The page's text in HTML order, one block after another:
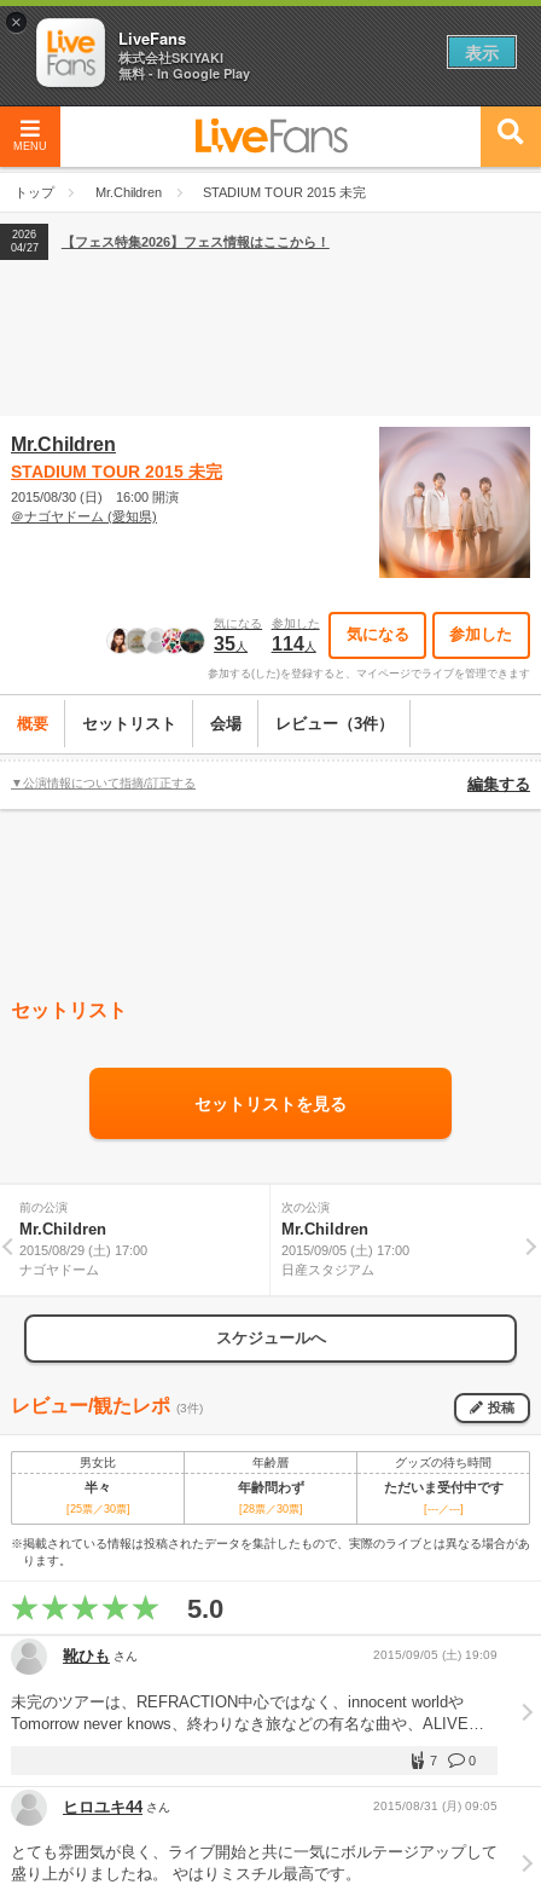
MENU
トップ Mr.Children STADIUM TOUR 2015 未完
2026
04/27
2026
【ライブ動員ランキング】2026年上半期編発表！
2026
04/27
【フェス特集2026】フェス情報はここから！
Mr.Children
STADIUM TOUR 2015 未完
2015/08/30 (日) 16:00 開演
＠ナゴヤドーム (愛知県)
気になる
35人
参加した
114人
気になる 参加した
参加する(した)を登録すると、マイページでライブを管理できます
概要 セットリスト 会場 レビュー（3件）
▼公演情報について指摘/訂正する 編集する
セットリスト
セットリストを見る
前の公演
Mr.Children
2015/08/29 (土) 17:00
ナゴヤドーム
次の公演
Mr.Children
2015/09/05 (土) 17:00
日産スタジアム
スケジュールへ
レビュー/観たレポ (3件) 投稿
男女比 年齢層 グッズの待ち時間
半々 年齢問わず ただいま受付中です
[25票／30票] [28票／30票] [---／---]
※掲載されている情報は投稿されたデータを集計したもので、実際のライブとは異なる場合があ
ります。
5.0
靴ひも さん 2015/09/05 (土) 19:09
未完のツアーは、REFRACTION中心ではなく、innocent worldや
Tomorrow never knows、終わりなき旅などの有名な曲や、ALIVE、
未完＝さぁ行こうか 常識という壁を越え 終わりなき旅＝もっと 大き
なはずの自分を探す 終わりなき旅 蘇生＝何度でも 何度でも 僕は生
まれ変わっていける そうだまだやりかけの未来がある Starting Over
を体現したかったから、このような曲を演奏したんだと思います！
ただただ感動した…それだけです！
0
7
ヒロユキ44さん 2015/08/31 (月) 09:05
とても雰囲気が良く、ライブ開始と共に一気にボルテージアップして
盛り上がりましたね。 やはりミスチル最高です。
×
LiveFans
株式会社SKIYAKI
無料 - In Google Play
表示